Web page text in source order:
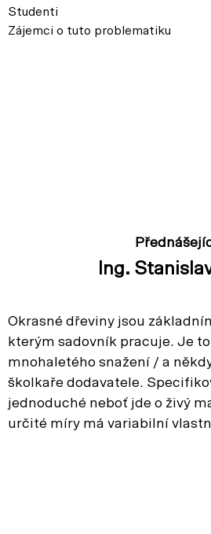
Ing.
Okrasné dřeviny jsou
kterým sadovník pracuje. Je
mnohaletého snažení / a
školkaře dodavatele.
jednoduché neboť jde o živý
určité míry má variabilní
Studenti
Zájemci o tuto problematiku